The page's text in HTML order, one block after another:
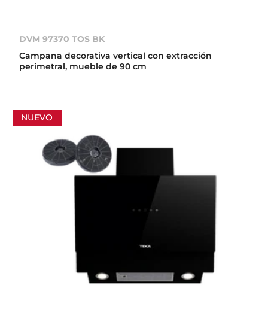
DVM 97370 TOS BK
Campana decorativa vertical con extracción
perimetral, mueble de 90 cm
NUEVO